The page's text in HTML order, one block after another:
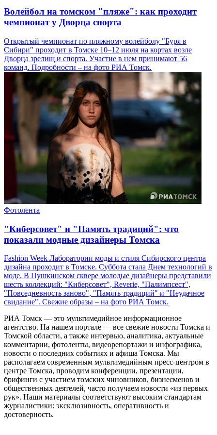
Волейбол на томском "пляже": как проходит
чемпионат у Дворца спорта
Открытый чемпионат по пляжному волейболу "Буря в
Сибири" проходит в Томске 10–12 июля на кортах возле
Дворца зрелищ и спорта. Участие в нем принимают 56
команд. Подробности – на фото РИА Томск.
Фотолента
"Киберсовет" и "Память традиций": что
показали модные дизайнеры Томска
Fashion Week Лаборатории моды и стиля Сибирского центра
дизайна проходит в Томске. Суббота стала Днем технологий в
моде. В Пушкинском сквере молодые дизайнеры представили
шесть коллекций: "Киберсовет", Reverie, "Палимпсест",
"Повседневность заново", "Память традиций" и "Неудачное
свидание". Свежие образы – на фото РИА Томск.
РИА Томск — это мультимедийное информационное
агентство. На нашем портале — все свежие новости Томска и
Томской области, а также интервью, аналитика, актуальные
комментарии, фотоленты, видеорепортажи и инфографика,
новости о последних событиях и афиша Томска. Мы
располагаем современным мультимедийным пресс-центром в
центре Томска, проводим конференции, презентации,
брифинги с участием томских чиновников, бизнесменов и
общественных деятелей, часто получаем новости «из первых
рук». Наши материалы соответствуют высоким стандартам
журналистики: эксклюзивность, оперативность и
достоверность.